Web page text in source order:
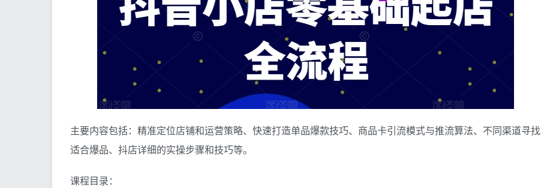
主要内容包括：精准定位店铺和运营策略、快速打造单品爆款技巧、商品卡引流模式与推流算法、不同渠道寻找
适合爆品、抖店详细的实操步骤和技巧等。
课程目录：